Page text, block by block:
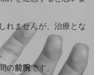
れませんが、治療とな
の前腕です。